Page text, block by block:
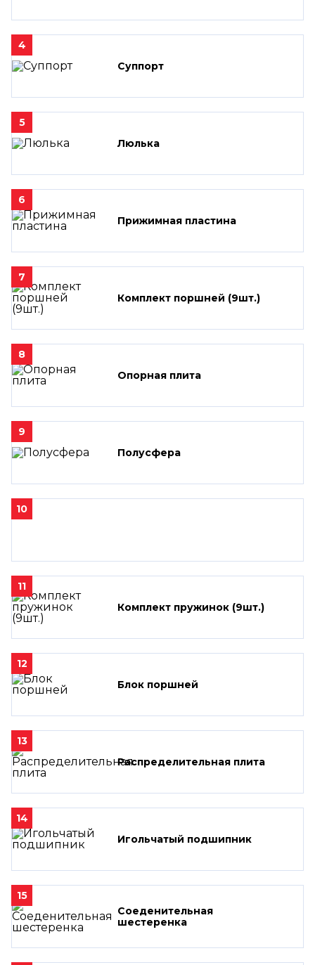
4
Суппорт
5
Люлька
6
Прижимная пластина
7
Комплект поршней (9шт.)
8
Опорная плита
9
Полусфера
10
11
Комплект пружинок (9шт.)
12
Блок поршней
13
Распределительная плита
14
Игольчатый подшипник
15
Соеденительная
шестеренка